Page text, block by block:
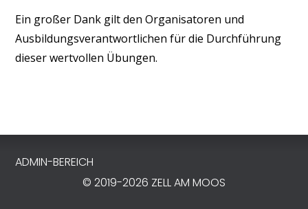
Ein großer Dank gilt den Organisatoren und
Ausbildungsverantwortlichen für die Durchführung
dieser wertvollen Übungen.
ADMIN-BEREICH
© 2019-2026 ZELL AM MOOS